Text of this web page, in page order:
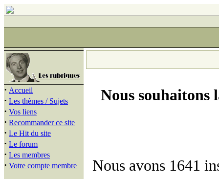
· Accueil
· Les thèmes / Sujets
· Vos liens
· Recommander ce site
· Le Hit du site
· Le forum
· Les membres
· Votre compte membre
Nous souhaitons
Nous avons 1641